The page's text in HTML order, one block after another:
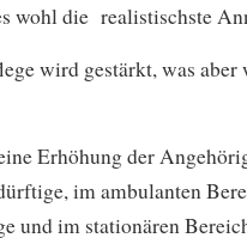
wohl die realistischste
wird gestärkt, was aber
Erhöhung der
im ambulanten
und im stationären